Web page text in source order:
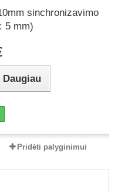
sinchronizavimo
5 mm)
Daugiau
Pridėti palyginimui